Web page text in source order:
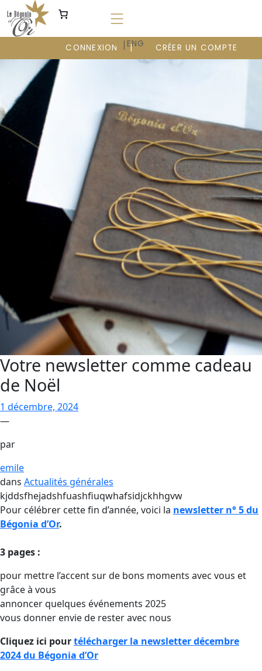
au
contenu
FR | ENG
CONNEXION CRÉER UN COMPTE
Votre newsletter comme cadeau
de Noël
1 décembre, 2024
—
par
emile
dans Actualités générales
kjddsfhejadshfuashfiuqwhafsidjckhhgvw
Pour célébrer cette fin d’année, voici la newsletter n° 5 du
Bégonia d’Or.
3 pages :
pour mettre l’accent sur de bons moments avec vous et
grâce à vous
annoncer quelques événements 2025
vous donner envie de rester avec nous
Cliquez ici pourtélécharger la newsletter décembre
2024 du Bégonia d’Or